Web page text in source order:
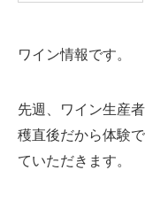
ワイン情報です。
先週、ワイン生産
穫直後だから体験
ていただきます。